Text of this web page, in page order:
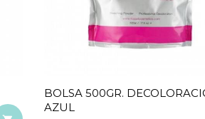
BOLSA 500GR.
AZUL